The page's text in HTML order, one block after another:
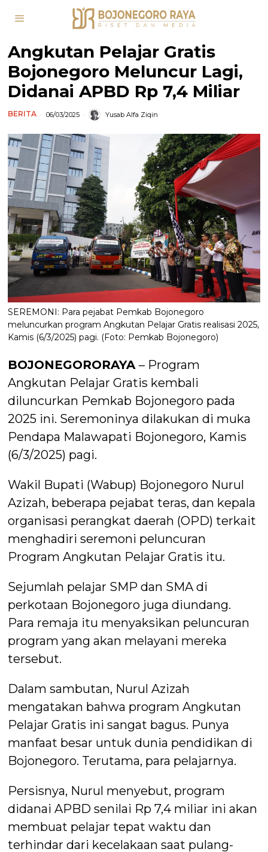
Angkutan Pelajar Gratis
Bojonegoro Meluncur Lagi,
Didanai APBD Rp 7,4 Miliar
BERITA 06/03/2025 Yusab Alfa Ziqin
SEREMONI: Para pejabat Pemkab Bojonegoro
meluncurkan program Angkutan Pelajar Gratis realisasi 2025,
Kamis (6/3/2025) pagi. (Foto: Pemkab Bojonegoro)
BOJONEGORORAYA– Program
Angkutan Pelajar Gratis kembali
diluncurkan Pemkab Bojonegoro pada
2025 ini. Seremoninya dilakukan di muka
Pendapa Malawapati Bojonegoro, Kamis
(6/3/2025) pagi.
Wakil Bupati (Wabup) Bojonegoro Nurul
Azizah, beberapa pejabat teras, dan kepala
organisasi perangkat daerah (OPD) terkait
menghadiri seremoni peluncuran
Program Angkutan Pelajar Gratis itu.
Sejumlah pelajar SMP dan SMA di
perkotaan Bojonegoro juga diundang.
Para remaja itu menyaksikan peluncuran
program yang akan melayani mereka
tersebut.
Dalam sambutan, Nurul Azizah
mengatakan bahwa program Angkutan
Pelajar Gratis ini sangat bagus. Punya
manfaat besar untuk dunia pendidikan di
Bojonegoro. Terutama, para pelajarnya.
Persisnya, Nurul menyebut, program
didanai APBD senilai Rp 7,4 miliar ini akan
membuat pelajar tepat waktu dan
terhindar dari kecelakaan saat pulang-